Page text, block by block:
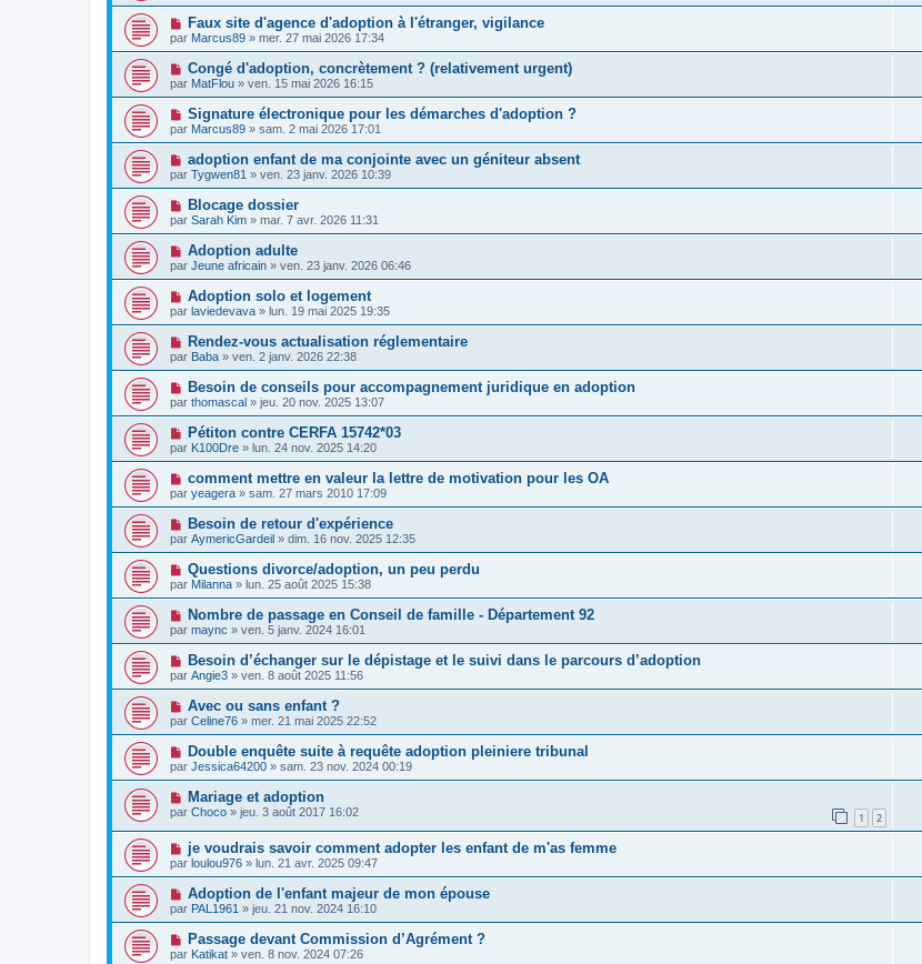
Faux site d'agence d'adoption à l'étranger, vigilance
par Marcus89 » mer. 27 mai 2026 17:34
Congé d'adoption, concrètement ? (relativement urgent)
par MatFlou » ven. 15 mai 2026 16:15
Signature électronique pour les démarches d'adoption ?
par Marcus89 » sam. 2 mai 2026 17:01
adoption enfant de ma conjointe avec un géniteur absent
par Tygwen81 » ven. 23 janv. 2026 10:39
Blocage dossier
par Sarah Kim » mar. 7 avr. 2026 11:31
Adoption adulte
par Jeune africain » ven. 23 janv. 2026 06:46
Adoption solo et logement
par laviedevava » lun. 19 mai 2025 19:35
Rendez-vous actualisation réglementaire
par Baba » ven. 2 janv. 2026 22:38
Besoin de conseils pour accompagnement juridique en adoption
par thomascal » jeu. 20 nov. 2025 13:07
Pétiton contre CERFA 15742*03
par K100Dre » lun. 24 nov. 2025 14:20
comment mettre en valeur la lettre de motivation pour les OA
par yeagera » sam. 27 mars 2010 17:09
Besoin de retour d'expérience
par AymericGardeil » dim. 16 nov. 2025 12:35
Questions divorce/adoption, un peu perdu
par Milanna » lun. 25 août 2025 15:38
Nombre de passage en Conseil de famille - Département 92
par maync » ven. 5 janv. 2024 16:01
Besoin d’échanger sur le dépistage et le suivi dans le parcours d’adoption
par Angie3 » ven. 8 août 2025 11:56
Avec ou sans enfant ?
par Celine76 » mer. 21 mai 2025 22:52
Double enquête suite à requête adoption pleiniere tribunal
par Jessica64200 » sam. 23 nov. 2024 00:19
Mariage et adoption
par Choco » jeu. 3 août 2017 16:02 1 2
je voudrais savoir comment adopter les enfant de m'as femme
par loulou976 » lun. 21 avr. 2025 09:47
Adoption de l'enfant majeur de mon épouse
par PAL1961 » jeu. 21 nov. 2024 16:10
Passage devant Commission d’Agrément ?
par Katikat » ven. 8 nov. 2024 07:26